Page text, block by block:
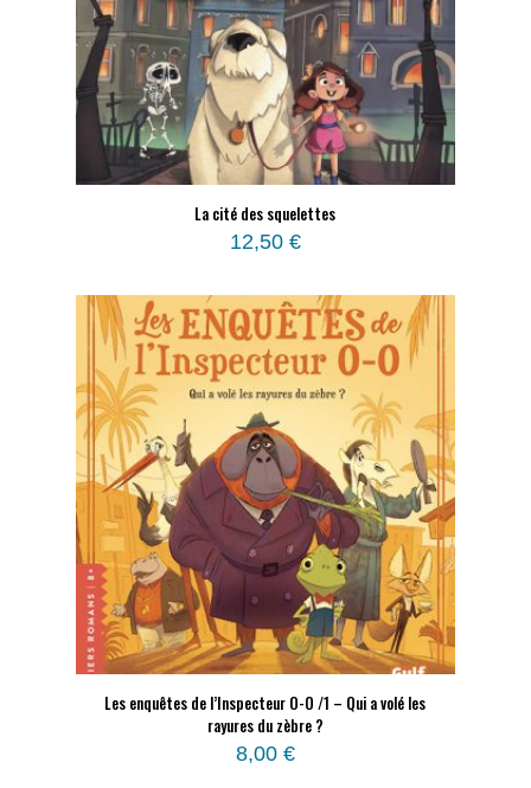
La cité des squelettes
12,50 €
Les enquêtes de l’Inspecteur O-O /1 – Qui a volé les
rayures du zèbre ?
8,00 €